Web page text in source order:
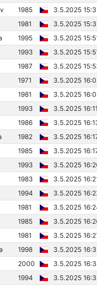
1985
3.5.2025
1981
3.5.2025
1995
3.5.2025
1993
3.5.2025
1987
3.5.2025
1971
3.5.2025
1981
3.5.2025
1993
3.5.2025
1986
3.5.2025
1982
3.5.2025
1985
3.5.2025
1993
3.5.2025
1983
3.5.2025
1994
3.5.2025
1981
3.5.2025
1985
3.5.2025
1981
3.5.2025
1998
3.5.2025
2000
3.5.2025
1994
3.5.2025